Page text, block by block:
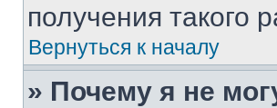
получения такого
Вернуться к началу
» Почему я не